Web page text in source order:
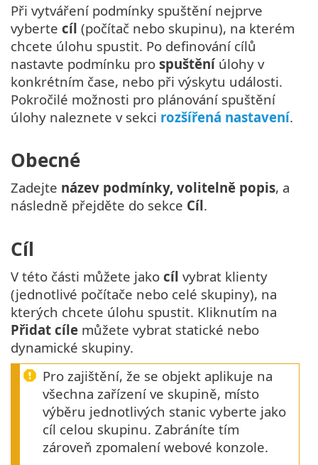
Při vytváření podmínky spuštění nejprve
vyberte cíl (počítač nebo skupinu), na kterém
chcete úlohu spustit. Po definování cílů
nastavte podmínku pro spuštěníúlohy v
konkrétním čase, nebo při výskytu události.
Pokročilé možnosti pro plánování spuštění
úlohy naleznete v sekci rozšířená nastavení.
Obecné
Zadejte název podmínky, volitelně popis, a
následně přejděte do sekce Cíl.
Cíl
V této části můžete jako cíl vybrat klienty
(jednotlivé počítače nebo celé skupiny), na
kterých chcete úlohu spustit. Kliknutím na
Přidat cíle můžete vybrat statické nebo
dynamické skupiny.
Pro zajištění, že se objekt aplikuje na
všechna zařízení ve skupině, místo
výběru jednotlivých stanic vyberte jako
cíl celou skupinu. Zabráníte tím
zároveň zpomalení webové konzole.